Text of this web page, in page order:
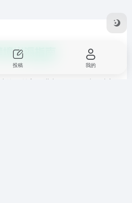
海，外贸，进出口，国际站，独立
投稿 我的